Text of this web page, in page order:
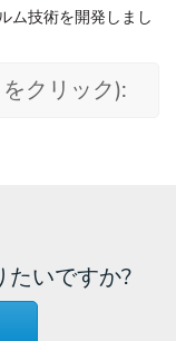
ム技術を開発しまし
クリック):
たいですか?